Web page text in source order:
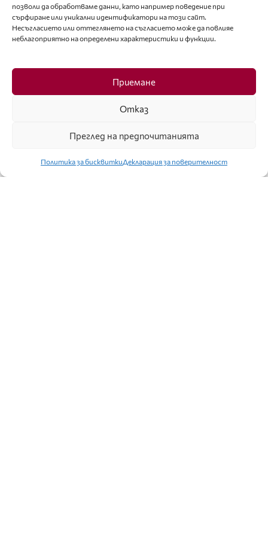
позволи да обработваме данни, като например поведение при
сърфиране или уникални идентификатори на този сайт.
Несъгласието или оттеглянето на съгласието може да повлияе
неблагоприятно на определени характеристики и функции.
Приемане
Отказ
Преглед на предпочитанията
Политика за бисквиткиДекларация за поверителност
АКАДЕМИЯТА ЗА МОДА ОБЯВИ НАЙ-
ЕЛЕГАНТНИТЕ БЪЛГАРИ ЗА 2013 ГОДИНА